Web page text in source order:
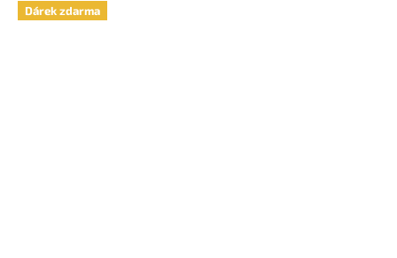
hvězdiček.
Dárek zdarma